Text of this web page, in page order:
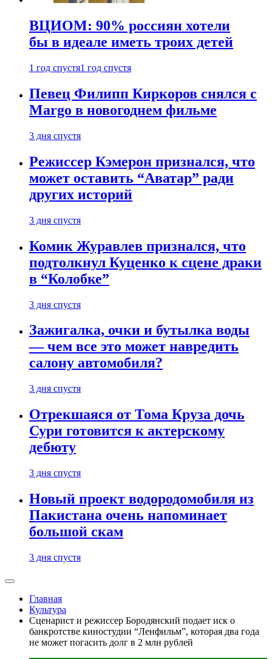
ВЦИОМ: 90% россиян хотели
бы в идеале иметь троих детей
1 год спустя1 год спустя
Певец Филипп Киркоров снялся с
Margo в новогоднем фильме
3 дня спустя
Режиссер Кэмерон признался, что
может оставить “Аватар” ради
других историй
3 дня спустя
Комик Журавлев признался, что
подтолкнул Куценко к сцене драки
в “Колобке”
3 дня спустя
Зажигалка, очки и бутылка воды
— чем все это может навредить
салону автомобиля?
3 дня спустя
Отрекшаяся от Тома Круза дочь
Сури готовится к актерскому
дебюту
3 дня спустя
Новый проект водородомобиля из
Пакистана очень напоминает
большой скам
3 дня спустя
Главная
Культура
Сценарист и режиссер Бородянский подает иск о
банкротстве киностудии “Ленфильм”, которая два года
не может погасить долг в 2 млн рублей